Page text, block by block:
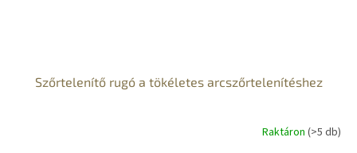
Szőrtelenítő rugó a tökéletes arcszőrtelenítéshez
Raktáron (>5 db)